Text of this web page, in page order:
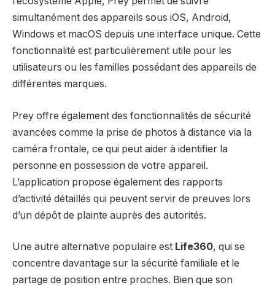
simultanément des appareils sous iOS, Android,
Windows et macOS depuis une interface unique. Cette
fonctionnalité est particulièrement utile pour les
utilisateurs ou les familles possédant des appareils de
différentes marques.
Prey offre également des fonctionnalités de sécurité
avancées comme la prise de photos à distance via la
caméra frontale, ce qui peut aider à identifier la
personne en possession de votre appareil.
L’application propose également des rapports
d’activité détaillés qui peuvent servir de preuves lors
d’un dépôt de plainte auprès des autorités.
Une autre alternative populaire est Life360, qui se
concentre davantage sur la sécurité familiale et le
partage de position entre proches. Bien que son